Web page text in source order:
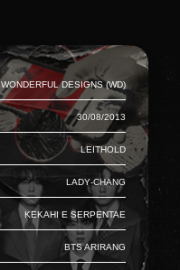
Wonderful Designs (WD)
30/08/2013
Leithold
Lady-Chang
Kekahi e Serpentae
BTS Arirang